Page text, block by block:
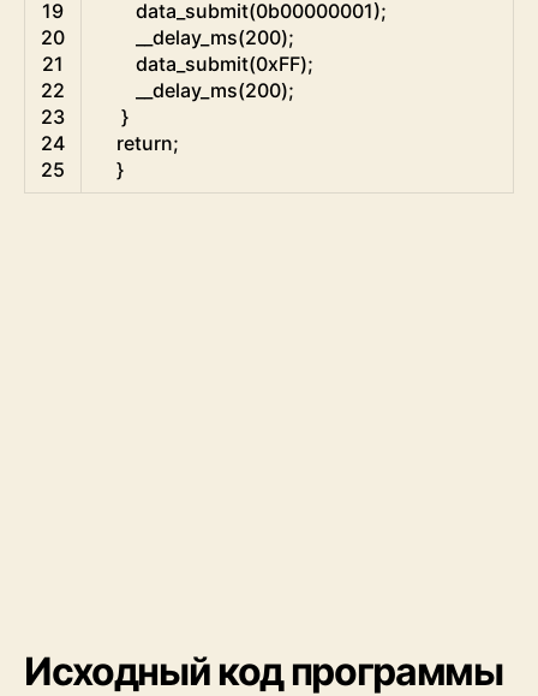
19
20
21
22
23
24
25
data_submit(0b00000001);
__delay_ms(200);
data_submit(0xFF);
__delay_ms(200);
}
return;
}
Исходный код программы